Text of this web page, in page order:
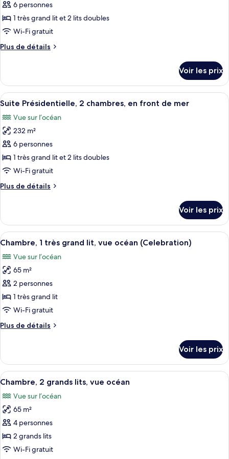
grand
lit,
vue
océan
pour
ce
type
chambre :
2
chambres,
front
de
mer
6 personnes
1 très grand lit et 2 lits doubles
Wi-Fi gratuit
Plus de détails
Plus
le
type
de
Suite
Premium,
chambres,
en
front
de
mer
Voir les prix
Afficher
toutes
les
photos
pour
ce
type
chambre :
2
chambres,
front
de
mer
Un espace aménagé au bord de la
10
Suite Présidentielle, 2 chambres, en front de mer
Vue sur l’océan
232 m²
6 personnes
1 très grand lit et 2 lits doubles
Wi-Fi gratuit
Plus de détails
Plus
le
type
de
Suite
Présidentielle,
chambres,
en
front
de
mer
Voir les prix
Afficher
toutes
les
photos
pour
ce
type
chambre :
très
grand
vue
océan
(Celebration)
Une chambre à coucher avec un lit
10
Chambre, 1 très grand lit, vue océan (Celebration)
Vue sur l’océan
65 m²
2 personnes
1 très grand lit
Wi-Fi gratuit
Plus de détails
Plus
le
type
de
Chambre,
grand
lit,
vue
océan
Voir les prix
Afficher
toutes
les
photos
pour
ce
type
Une chambre d’hôtel avec deux lits,
6
Chambre, 2 grands lits, vue océan
Vue sur l’océan
65 m²
4 personnes
2 grands lits
Wi-Fi gratuit